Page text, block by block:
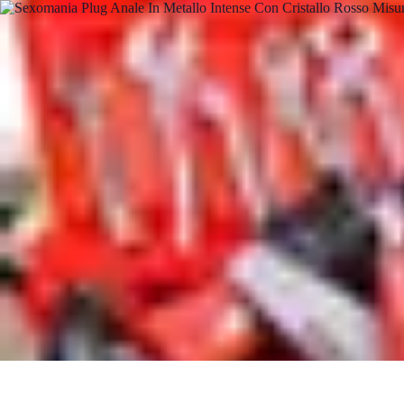
Fai da Te Creativo
Rinnovamento Spazi CreativitàTutorial DecorazioniRinnovamento
Fai da Te Creativo